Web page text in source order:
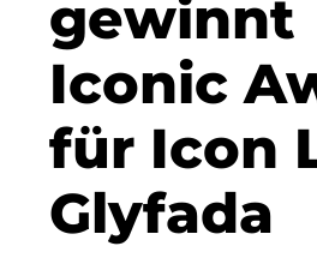
Die Werkbank IT GmbH
Docunite
Eternal Power
Eventnet
F4 Immobilien GmbH
gewinnt
Iconic
für Icon
Glyfada